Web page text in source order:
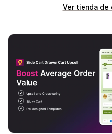
Ver tienda de